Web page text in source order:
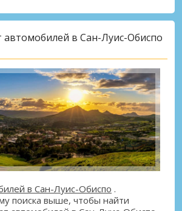
в Сан-Луис-Обиспо
в Сан-Луис-Обиспо .
поиска выше, чтобы найти